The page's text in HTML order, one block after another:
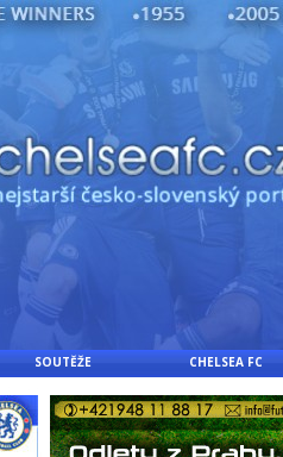
SOUTĚŽE CHELSEA FC